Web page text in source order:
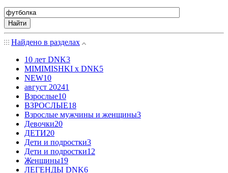
Найти
Найдено в разделах
10 лет DNK3
MIMIMISHKI x DNK5
NEW10
август 20241
Взрослые10
ВЗРОСЛЫЕ18
Взрослые мужчины и женщины3
Девочки20
ДЕТИ20
Дети и подростки3
Дети и подростки12
Женщины19
ЛЕГЕНДЫ DNK6